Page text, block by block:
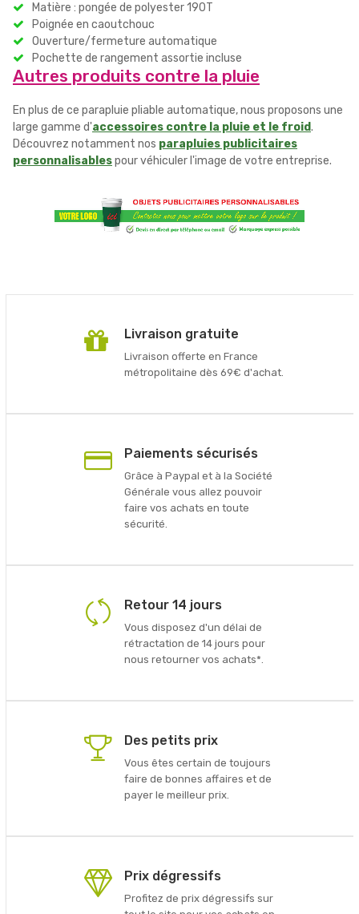
Matière : pongée de polyester 190T
Poignée en caoutchouc
Ouverture/fermeture automatique
Pochette de rangement assortie incluse
Autres produits contre la pluie
En plus de ce parapluie pliable automatique, nous proposons une
large gamme d'accessoires contre la pluie et le froid.
Découvrez notamment nos parapluies publicitaires
personnalisablespour véhiculer l'image de votre entreprise.
Livraison gratuite
Livraison offerte en France
métropolitaine dès 69€ d'achat.
Paiements sécurisés
Grâce à Paypal et à la Société
Générale vous allez pouvoir
faire vos achats en toute
sécurité.
Retour 14 jours
Vous disposez d'un délai de
rétractation de 14 jours pour
nous retourner vos achats*.
Des petits prix
Vous êtes certain de toujours
faire de bonnes affaires et de
payer le meilleur prix.
Prix dégressifs
Profitez de prix dégressifs sur